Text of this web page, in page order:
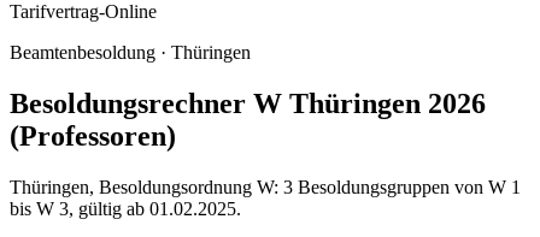
Tarifvertrag-Online
Beamtenbesoldung · Thüringen
Besoldungsrechner W Thüringen 2026
(Professoren)
Thüringen, Besoldungsordnung W: 3 Besoldungsgruppen von W 1
bis W 3, gültig ab 01.02.2025.